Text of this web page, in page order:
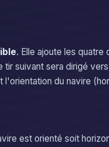
. Elle ajoute les quatre
suivant sera dirigé
du navire
est orienté soit